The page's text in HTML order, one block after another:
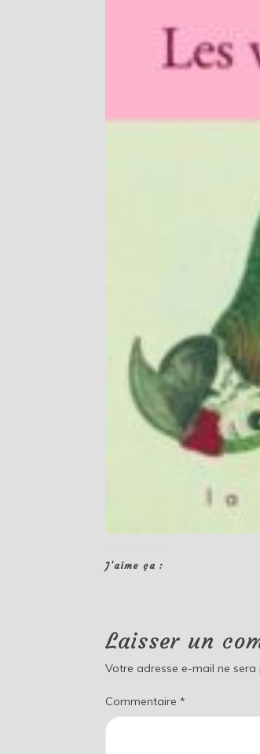
J’aime ça :
Laisser un
Votre adresse e-mail ne sera
Commentaire*